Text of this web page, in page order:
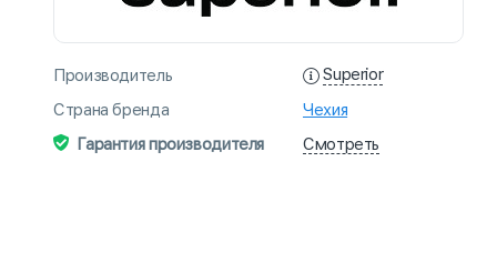
Производитель
Superior
Страна бренда
Чехия
Гарантия производителя
Смотреть